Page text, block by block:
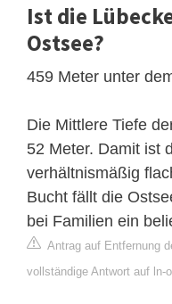
Ist die
Ostsee?
459 Meter unter
Die Mittlere Tiefe
52 Meter. Damit ist
verhältnismäßig
Bucht fällt die
bei Familien ein
Antrag auf Entfernung
vollständige Antwort auf ln-